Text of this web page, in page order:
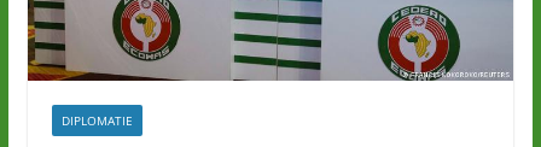
DIPLOMATIE